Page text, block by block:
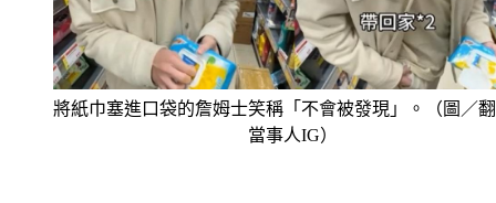
將紙巾塞進口袋的詹姆士笑稱「不會被發現」。（圖／